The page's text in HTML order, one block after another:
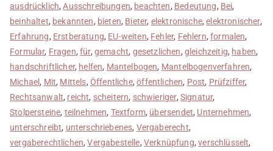
ausdrücklich,Ausschreibungen, beachten, Bedeutung, Bei,
beinhaltet, bekannten, bieten, Bieter, elektronische,elektronischer,
Erfahrung, Erstberatung, EU-weiten, Fehler, Fehlern,formalen,
Formular, Fragen,für, gemacht, gesetzlichen, gleichzeitig, haben,
handschriftlicher, helfen, Mantelbogen, Mantelbogenverfahren,
Michael, Mit, Mittels, Öffentliche,öffentlichen, Post, Prüfziffer,
Rechtsanwalt, reicht, scheitern, schwieriger, Signatur,
Stolpersteine, teilnehmen, Textform, übersendet, Unternehmen,
unterschreibt, unterschriebenes, Vergaberecht,
vergaberechtlichen,Vergabestelle, Verknüpfung,verschlüsselt,